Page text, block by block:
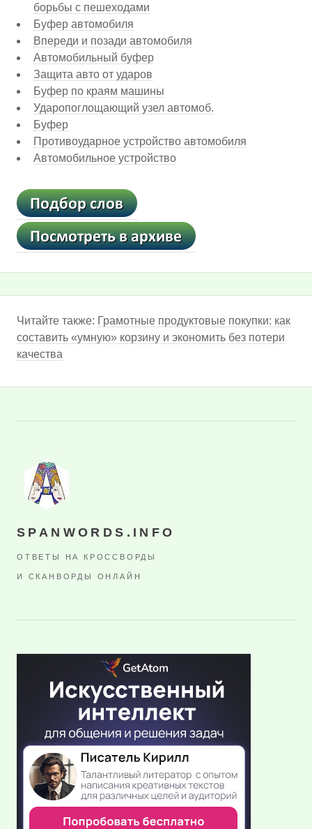
борьбы с пешеходами
Буфер автомобиля
Впереди и позади автомобиля
Автомобильный буфер
Защита авто от ударов
Буфер по краям машины
Ударопоглощающий узел автомоб.
Буфер
Противоударное устройство автомобиля
Автомобильное устройство
Читайте также: Грамотные продуктовые покупки: как
составить «умную» корзину и экономить без потери
качества
SPANWORDS.INFO
ОТВЕТЫ НА КРОССВОРДЫ
И СКАНВОРДЫ ОНЛАЙН